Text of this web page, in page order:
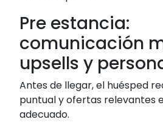
Pre estancia:
comunicación
upsells y
Antes de llegar, el huésped
puntual y ofertas relevantes
adecuado.